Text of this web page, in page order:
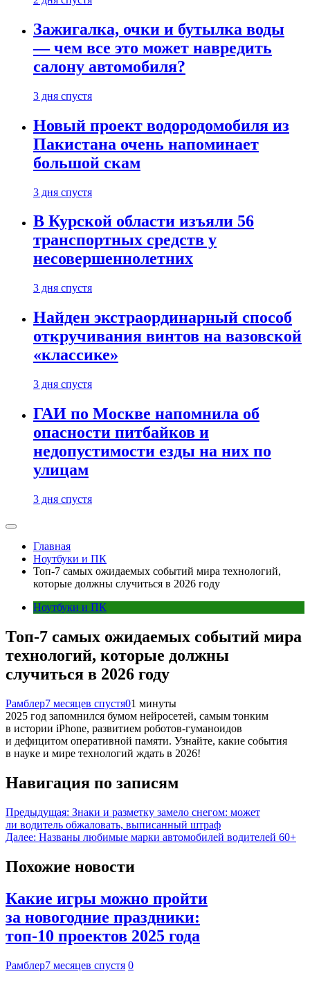
Зажигалка, очки и бутылка воды
— чем все это может навредить
салону автомобиля?
3 дня спустя
Новый проект водородомобиля из
Пакистана очень напоминает
большой скам
3 дня спустя
В Курской области изъяли 56
транспортных средств у
несовершеннолетних
3 дня спустя
Найден экстраординарный способ
откручивания винтов на вазовской
«классике»
3 дня спустя
ГАИ по Москве напомнила об
опасности питбайков и
недопустимости езды на них по
улицам
3 дня спустя
Главная
Ноутбуки и ПК
Топ-7 самых ожидаемых событий мира технологий,
которые должны случиться в 2026 году
Ноутбуки и ПК
Топ-7 самых ожидаемых событий мира
технологий, которые должны
случиться в 2026 году
Рамблер7 месяцев спустя01 минуты
2025 год запомнился бумом нейросетей, самым тонким
в истории iPhone, развитием роботов-гуманоидов
и дефицитом оперативной памяти. Узнайте, какие события
в науке и мире технологий ждать в 2026!
Навигация по записям
Предыдущая: Знаки и разметку замело снегом: может
ли водитель обжаловать, выписанный штраф
Далее: Названы любимые марки автомобилей водителей 60+
Похожие новости
Какие игры можно пройти
за новогодние праздники:
топ-10 проектов 2025 года
Рамблер7 месяцев спустя 0